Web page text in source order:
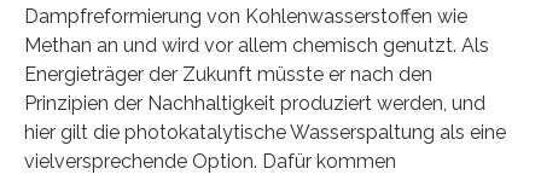
Dampfreformierung von Kohlenwasserstoffen wie
Methan an und wird vor allem chemisch genutzt. Als
Energieträger der Zukunft müsste er nach den
Prinzipien der Nachhaltigkeit produziert werden, und
hier gilt die photokatalytische Wasserspaltung als eine
vielversprechende Option. Dafür kommen